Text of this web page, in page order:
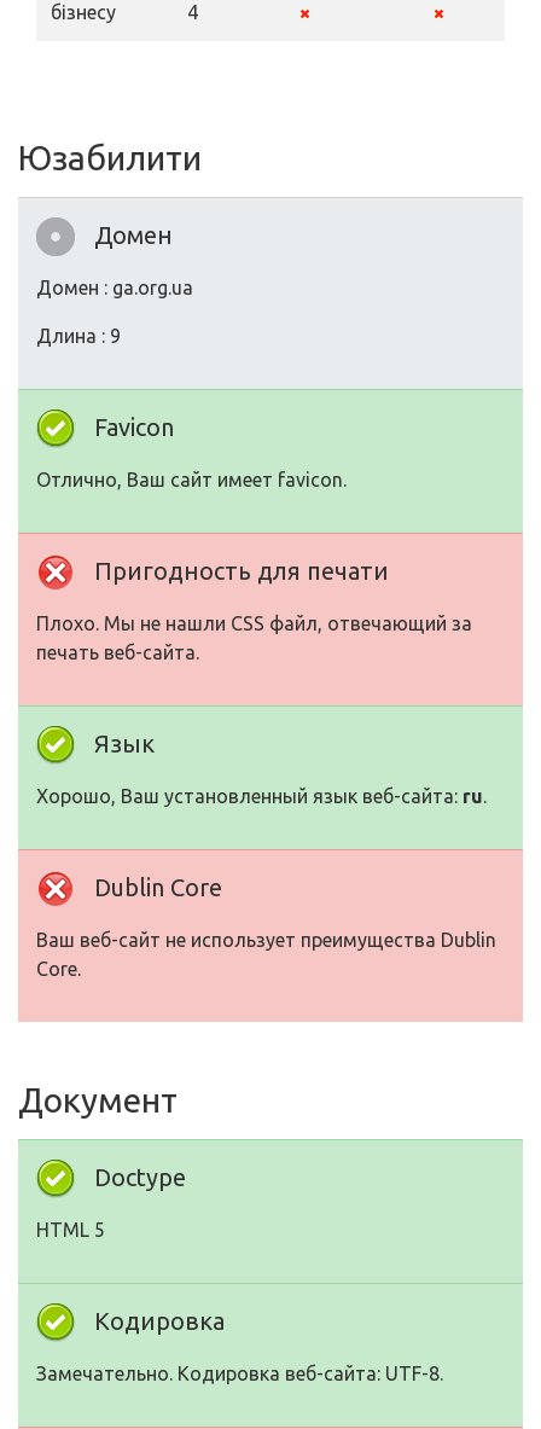
бізнесу 4
Юзабилити
Домен
Домен : ga.org.ua
Длина : 9
Favicon
Отлично, Ваш сайт имеет favicon.
Пригодность для печати
Плохо. Мы не нашли CSS файл, отвечающий за
печать веб-сайта.
Язык
Хорошо, Ваш установленный язык веб-сайта: ru.
Dublin Core
Ваш веб-сайт не использует преимущества Dublin
Core.
Документ
Doctype
HTML 5
Кодировка
Замечательно. Кодировка веб-сайта: UTF-8.